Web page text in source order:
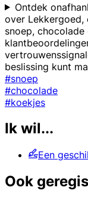
Ontdek
over Lekkergoed,
snoep,
beslissing kunt
#snoep
#chocolade
#koekjes
Ik wil...
Een
Ook